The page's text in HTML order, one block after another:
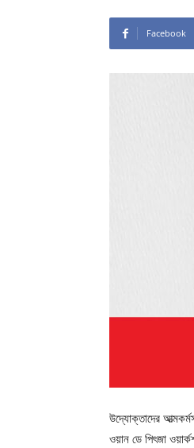
Facebook
উদ্যোক্তাদের
ওয়ান ডে পিৎজা